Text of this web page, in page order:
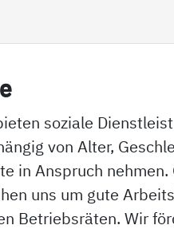
soziale
von Alter,
in Anspruch
uns um gute
Betriebsräten. Wir